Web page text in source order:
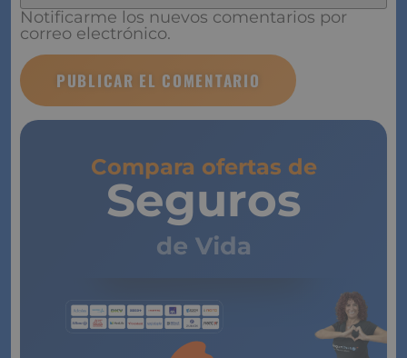
Notificarme los nuevos comentarios por correo
electrónico.
Compara ofertas de
Seguros